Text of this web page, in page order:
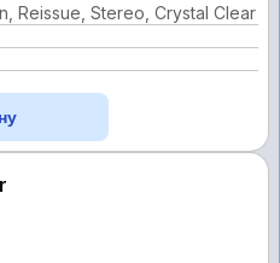
Reissue, Stereo, Crystal Clear